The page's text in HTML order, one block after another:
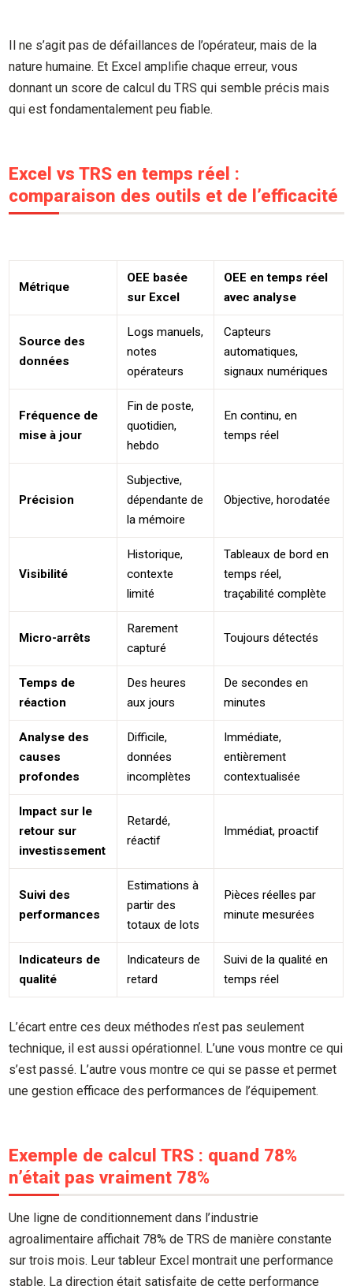
Il ne s’agit pas de défaillances de l’opérateur, mais de la
nature humaine. Et Excel amplifie chaque erreur, vous
donnant un score de calcul du TRS qui semble précis mais
qui est fondamentalement peu fiable.
Excel vs TRS en temps réel :
comparaison des outils et de l’efficacité
Métrique
OEE basée
sur Excel
OEE en temps réel
avec analyse
Source des
données
Logs manuels,
notes
opérateurs
Capteurs
automatiques,
signaux numériques
Fréquence de
mise à jour
Fin de poste,
quotidien,
hebdo
En continu, en
temps réel
Précision
Subjective,
dépendante de
la mémoire
Objective, horodatée
Visibilité
Historique,
contexte
limité
Tableaux de bord en
temps réel,
traçabilité complète
Micro-arrêts
Rarement
capturé
Toujours détectés
Temps de
réaction
Des heures
aux jours
De secondes en
minutes
Analyse des
causes
profondes
Difficile,
données
incomplètes
Immédiate,
entièrement
contextualisée
Impact sur le
retour sur
investissement
Retardé,
réactif
Immédiat, proactif
Suivi des
performances
Estimations à
partir des
totaux de lots
Pièces réelles par
minute mesurées
Indicateurs de
qualité
Indicateurs de
retard
Suivi de la qualité en
temps réel
L’écart entre ces deux méthodes n’est pas seulement
technique, il est aussi opérationnel. L’une vous montre ce qui
s’est passé. L’autre vous montre ce qui se passe et permet
une gestion efficace des performances de l’équipement.
Exemple de calcul TRS : quand 78%
n’était pas vraiment 78%
Une ligne de conditionnement dans l’industrie
agroalimentaire affichait 78% de TRS de manière constante
sur trois mois. Leur tableur Excel montrait une performance
stable. La direction était satisfaite de cette performance